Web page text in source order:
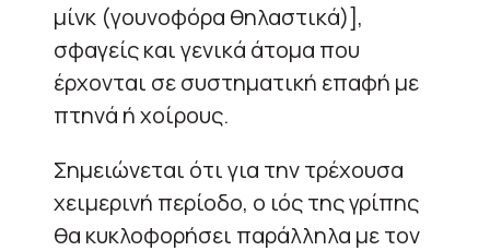
μίνκ (γουνοφόρα θηλαστικά)],
σφαγείς και γενικά άτομα που
έρχονται σε συστηματική επαφή με
πτηνά ή χοίρους.
Σημειώνεται ότι για την τρέχουσα
χειμερινή περίοδο, ο ιός της γρίπης
θα κυκλοφορήσει παράλληλα με τον